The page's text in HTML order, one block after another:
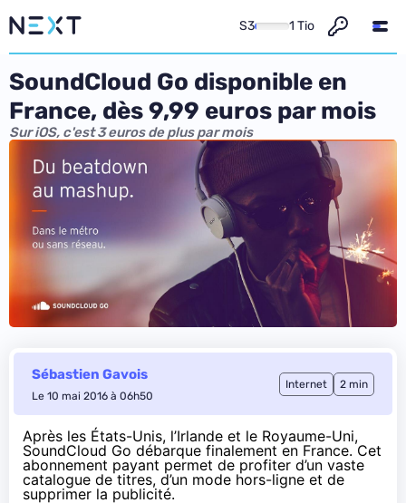
S3 1 Tio
SoundCloud Go disponible en
France, dès 9,99 euros par mois
Sur iOS, c'est 3 euros de plus par mois
Sébastien Gavois
Le 10 mai 2016 à 06h50
Internet 2 min
Après les États-Unis, l’Irlande et le Royaume-Uni,
SoundCloud Go débarque finalement en France. Cet
abonnement payant permet de profiter d’un vaste
catalogue de titres, d’un mode hors-ligne et de
supprimer la publicité.